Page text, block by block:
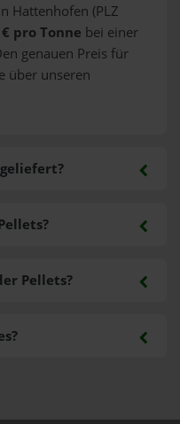
Hattenhofen (PLZ
pro Tonne bei einer
genauen Preis für
über unseren
Pellets?